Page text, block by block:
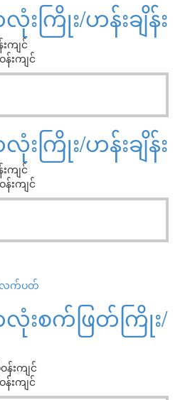
ကြိုး/ဟန်းချိန်း
ကျင်
န်းကျင်
ကြိုး/ဟန်းချိန်း
ကျင်
န်းကျင်
/လက်ပတ်
းစက်ဖြတ်ကြိုး/
န်းကျင်
န်းကျင်